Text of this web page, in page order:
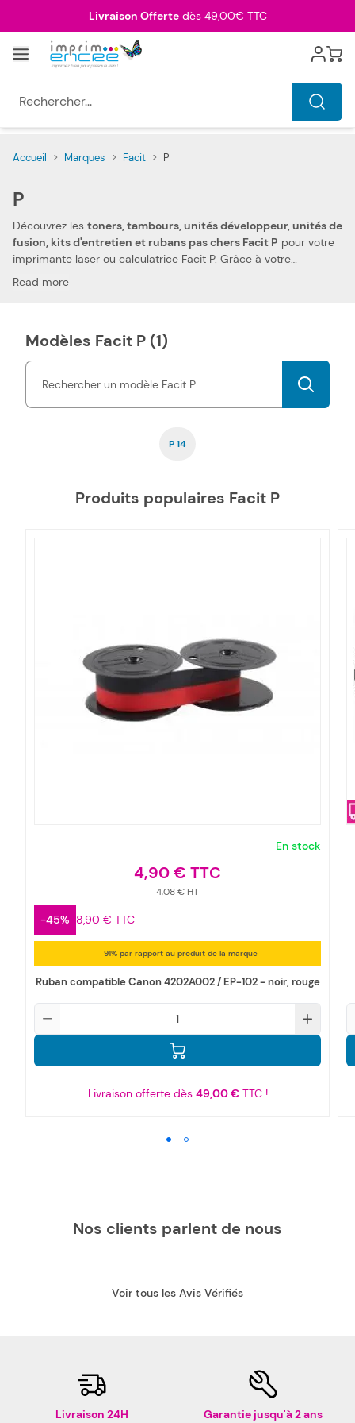
Livraison Offertedès 49,00€ TTC
Menu Cart
Accueil > Marques > Facit > P
P
Découvrez les toners, tambours, unités développeur, unités de
fusion, kits d'entretien et rubans pas chers Facit P pour votre
imprimante laser ou calculatrice Facit P. Grâce à votre
confiance et votre fidélité, nous pouvons aujourd'hui vous offrir
compatibles pas chers Facit P vous permettent d'imprimer tous
types de documents, à des prix très économiques.La
compatibilité de nos toners et cartouches d'encre P pas chers
est garantie par une certification ISO, tout comme la fiabilité.
Read more
Modèles Facit P (1)
P 14
Produits populaires Facit P
En stock
4,90 €
4,08 €
-45% 8,90 €
- 91% par rapport au produit de la marque
Ruban compatible Canon 4202A002 / EP-102 - noir, rouge
Livraison offerte dès 49,00 €TTC !
Nos clients parlent de nous
Voir tous les Avis Vérifiés
Livraison 24H Garantie jusqu'à 2 ans